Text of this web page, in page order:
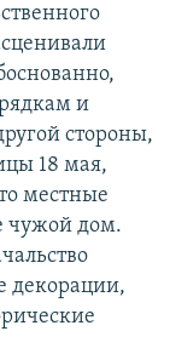
и
стороны,
18 мая,
местные
чужой дом.
декорации,